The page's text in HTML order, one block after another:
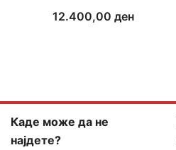
12.400,00ден
Каде може да не
најдете?